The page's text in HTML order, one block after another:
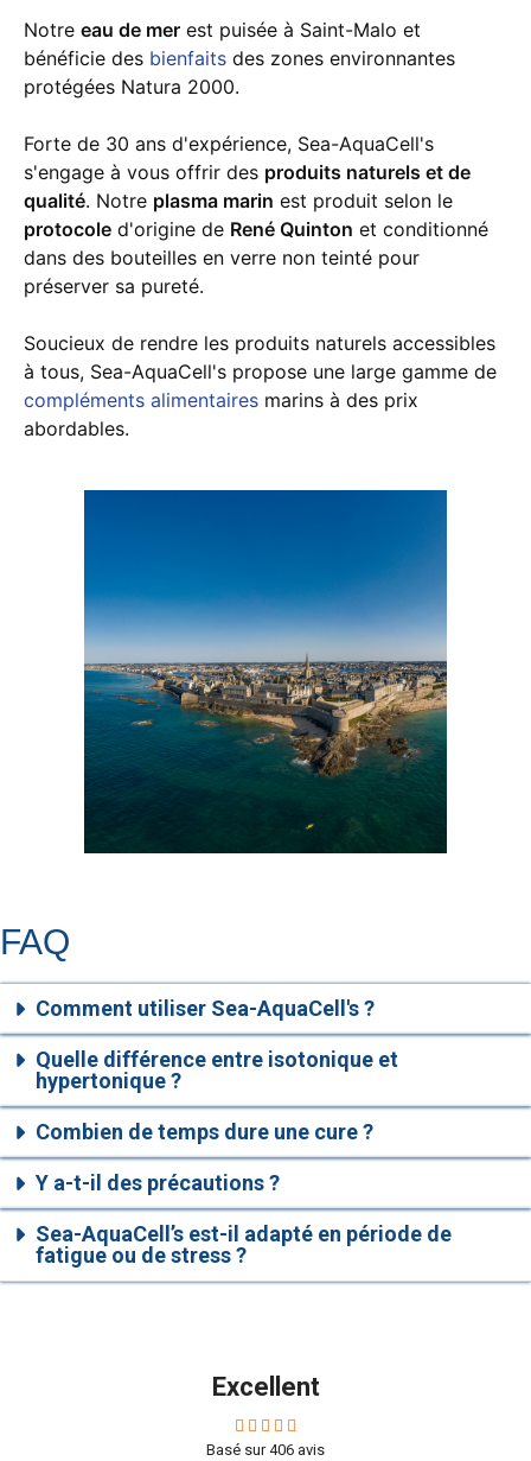
Notre eau de mer est puisée à Saint-Malo et
bénéficie des bienfaits des zones environnantes
protégées Natura 2000.
Forte de 30 ans d'expérience, Sea-AquaCell's
s'engage à vous offrir des produits naturels et de
qualité. Notre plasma marin est produit selon le
protocole d'origine de René Quinton et conditionné
dans des bouteilles en verre non teinté pour
préserver sa pureté.
Soucieux de rendre les produits naturels accessibles
à tous, Sea-AquaCell's propose une large gamme de
compléments alimentaires marins à des prix
abordables.
FAQ
Comment utiliser Sea-AquaCell's ?
Quelle différence entre isotonique et
hypertonique ?
Combien de temps dure une cure ?
Y a-t-il des précautions ?
Sea-AquaCell’s est-il adapté en période de
fatigue ou de stress ?
Excellent
Basé sur406 avis